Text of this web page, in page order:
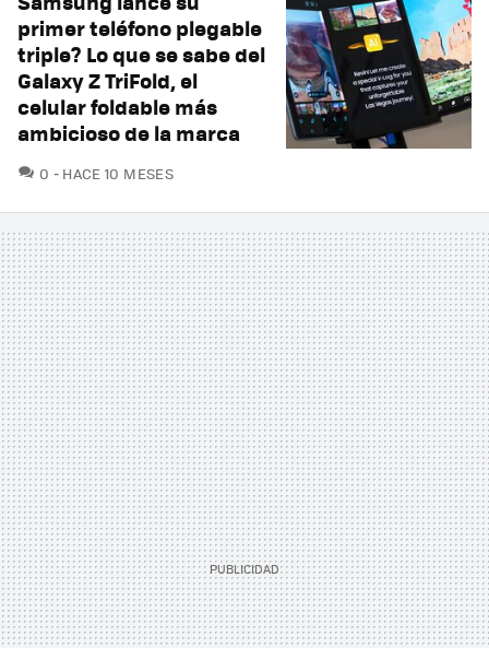
primer teléfono plegable
triple? Lo que se sabe del
Galaxy Z TriFold, el
celular foldable más
ambicioso de la marca
0 COMENTARIOS
HACE 10 MESES